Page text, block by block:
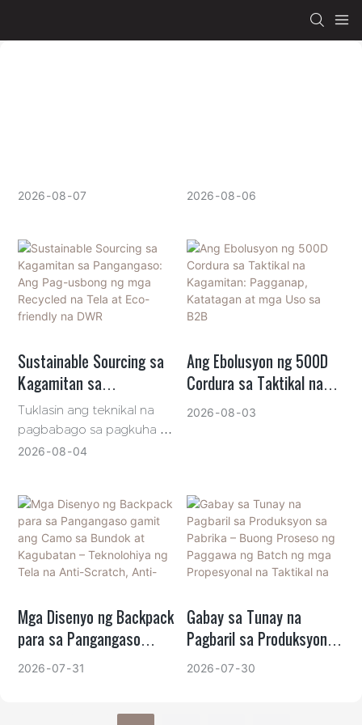
2026 08 07 2026 08 06
Sustainable Sourcing sa
Kagamitan sa
Pangangaso: Ang Pag-
usbong ng mga Recycled
na Tela at Eco-friendly na
Tuklasin ang teknikal na
pagbabago sa pagkuha ng
mga kagamitan sa
recycled nylon hanggang
sa rebolusyon ng PFAS-
free DWR, alamin kung
paano binabalanse ng
matinding pagganap at
ang pandaigdigang
pagsunod sa kapaligiran.
2026 08 04
Ang Ebolusyon ng 500D
Cordura sa Taktikal na
Kagamitan: Pagganap,
2026 08 03
Mga Disenyo ng Backpack
para sa Pangangaso
gamit ang Camo sa
2026 07 31
Gabay sa Tunay na
Pagbaril sa Produksyon
sa Pabrika – Buong
2026 07 30